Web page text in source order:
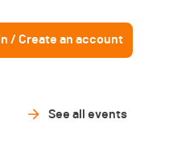
/ Create an account
See all events